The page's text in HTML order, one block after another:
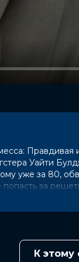
Уайти
уже за 80,
за
Эдгертон,
К